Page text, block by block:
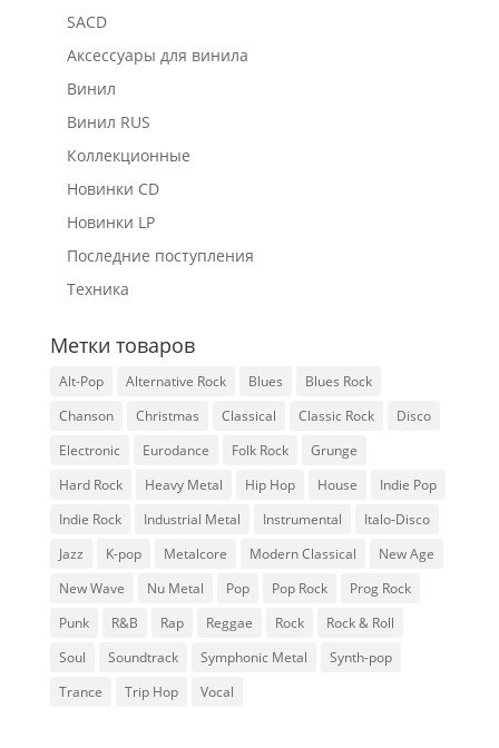
SACD
Аксессуары для винила
Винил
Винил RUS
Коллекционные
Новинки CD
Новинки LP
Последние поступления
Техника
Метки товаров
Alt-Pop Alternative Rock Blues
Blues Rock
Chanson
Christmas Classical Classic Rock
Disco
Electronic
Eurodance Folk Rock
Grunge
Hard Rock
Heavy Metal Hip Hop House
Indie Pop
Indie Rock
Industrial Metal Instrumental
Italo-Disco
Jazz
K-pop Metalcore Modern Classical
New Age
New Wave
Nu Metal Pop Pop Rock
Prog Rock
Punk
R&B Rap Reggae Rock
Rock & Roll
Soul
Soundtrack Symphonic Metal
Synth-pop
Trance
Trip Hop Vocal